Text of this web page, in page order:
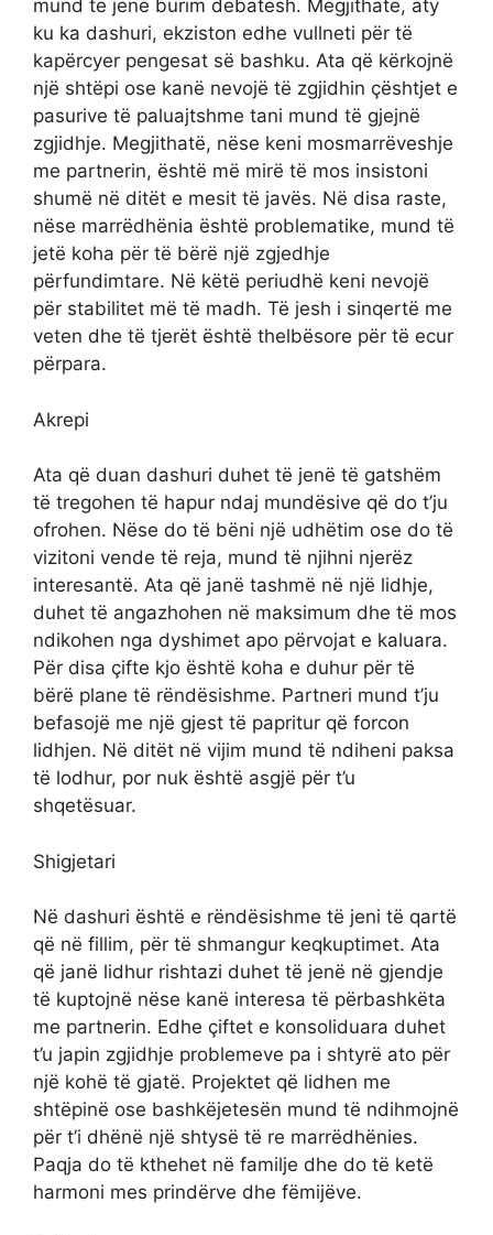
mund të jenë burim debatesh. Megjithatë, aty
ku ka dashuri, ekziston edhe vullneti për të
kapërcyer pengesat së bashku. Ata që kërkojnë
një shtëpi ose kanë nevojë të zgjidhin çështjet e
pasurive të paluajtshme tani mund të gjejnë
zgjidhje. Megjithatë, nëse keni mosmarrëveshje
me partnerin, është më mirë të mos insistoni
shumë në ditët e mesit të javës. Në disa raste,
nëse marrëdhënia është problematike, mund të
jetë koha për të bërë një zgjedhje
përfundimtare. Në këtë periudhë keni nevojë
për stabilitet më të madh. Të jesh i sinqertë me
veten dhe të tjerët është thelbësore për të ecur
përpara.
Akrepi
Ata që duan dashuri duhet të jenë të gatshëm
të tregohen të hapur ndaj mundësive që do t’ju
ofrohen. Nëse do të bëni një udhëtim ose do të
vizitoni vende të reja, mund të njihni njerëz
interesantë. Ata që janë tashmë në një lidhje,
duhet të angazhohen në maksimum dhe të mos
ndikohen nga dyshimet apo përvojat e kaluara.
Për disa çifte kjo është koha e duhur për të
bërë plane të rëndësishme. Partneri mund t’ju
befasojë me një gjest të papritur që forcon
lidhjen. Në ditët në vijim mund të ndiheni paksa
të lodhur, por nuk është asgjë për t’u
shqetësuar.
Shigjetari
Në dashuri është e rëndësishme të jeni të qartë
që në fillim, për të shmangur keqkuptimet. Ata
që janë lidhur rishtazi duhet të jenë në gjendje
të kuptojnë nëse kanë interesa të përbashkëta
me partnerin. Edhe çiftet e konsoliduara duhet
t’u japin zgjidhje problemeve pa i shtyrë ato për
një kohë të gjatë. Projektet që lidhen me
shtëpinë ose bashkëjetesën mund të ndihmojnë
për t’i dhënë një shtysë të re marrëdhënies.
Paqja do të kthehet në familje dhe do të ketë
harmoni mes prindërve dhe fëmijëve.